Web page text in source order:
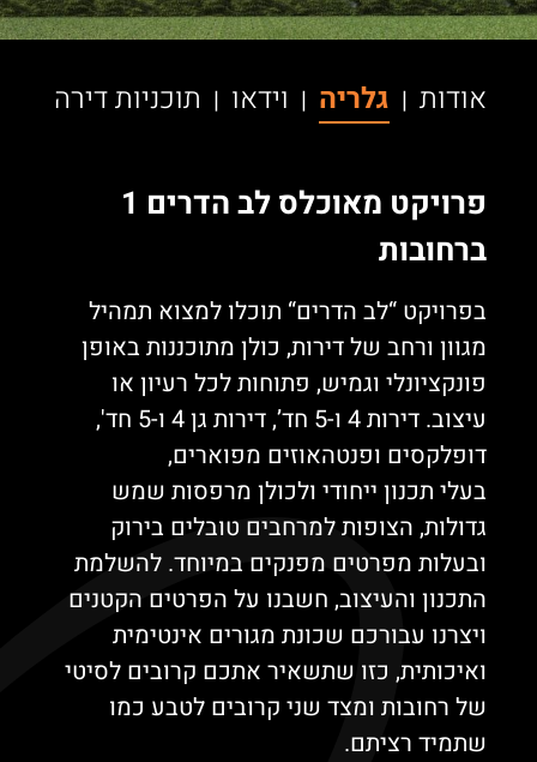
אודות | גלריה | וידאו | תוכניות דירה
פרויקט מאוכלס לב הדרים 1
ברחובות
בפרויקט “לב הדרים“ תוכלו למצוא תמהיל
מגוון ורחב של דירות, כולן מתוכננות באופן
פונקציונלי וגמיש, פתוחות לכל רעיון או
עיצוב. דירות 4 ו-5 חד’, דירות גן 4 ו-5 חד',
דופלקסים ופנטהאוזים מפוארים,
בעלי תכנון ייחודי ולכולן מרפסות שמש
גדולות, הצופות למרחבים טובלים בירוק
ובעלות מפרטים מפנקים במיוחד. להשלמת
התכנון והעיצוב, חשבנו על הפרטים הקטנים
ויצרנו עבורכם שכונת מגורים אינטימית
ואיכותית, כזו שתשאיר אתכם קרובים לסיטי
של רחובות ומצד שני קרובים לטבע כמו
שתמיד רציתם.